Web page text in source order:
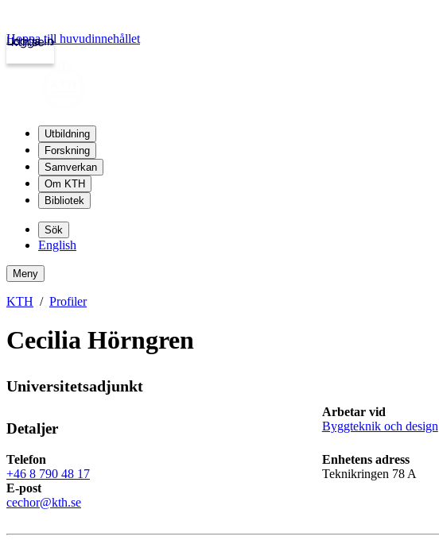
kth.se
Logga in
Hoppa till huvudinnehållet
Utbildning
Forskning
Samverkan
Om KTH
Bibliotek
Sök
English
Meny
KTH Profiler
Cecilia Hörngren
Universitetsadjunkt
Detaljer
Arbetar vid
Byggteknik och design
Telefon
+46 8 790 48 17
Enhetens adress
Teknikringen 78 A
E-post
cechor@kth.se